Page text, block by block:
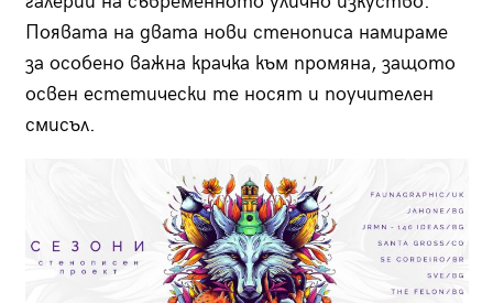
Появата на двата нови стенописа намираме
за особено важна крачка към промяна, защото
освен естетически те носят и поучителен
смисъл.